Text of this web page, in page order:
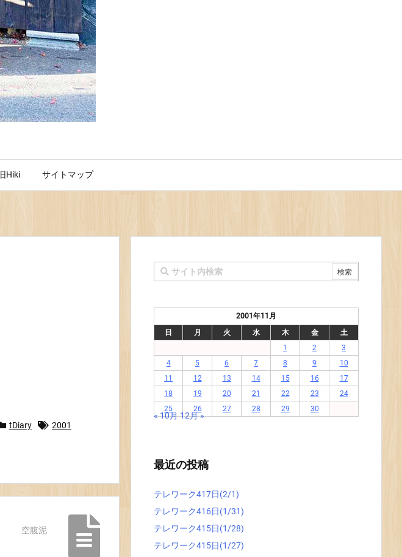
旧Hiki サイトマップ
tDiary 2001
空腹泥
2001年11月
日
月 火 水 木 金
土
1
2
3
4
5 6 7 8 9
10
11
12 13 14 15 16
17
18
19 20 21 22 23
24
25
26 27 28 29 30
« 10月12月 »
最近の投稿
テレワーク417日(2/1)
テレワーク416日(1/31)
テレワーク415日(1/28)
テレワーク415日(1/27)